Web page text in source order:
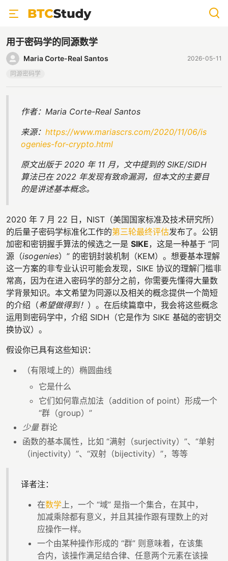
用于密码学的同源数学
Maria Corte-Real Santos
2026-05-11
同源密码学
作者：Maria Corte-Real Santos
来源： https://www.mariascrs.com/2020/11/06/is
ogenies-for-crypto.html
原文出版于 2020 年 11 月，文中提到的 SIKE/SIDH
算法已在 2022 年发现有致命漏洞，但本文的主要目
的是讲述基本概念。
2020 年 7 月 22 日，NIST（美国国家标准及技术研究所）
的后量子密码学标准化工作的第三轮最终评估发布了。公钥
加密和密钥握手算法的候选之一是 SIKE，这是一种基于 “同
源（isogenies）” 的密钥封装机制（KEM）。想要基本理解
这一方案的非专业认识可能会发现，SIKE 协议的理解门槛非
常高，因为在进入密码学的部分之前，你需要先懂得大量数
学背景知识。本文希望为同源以及相关的概念提供一个简短
的介绍（希望做得到！ ）。在后续篇章中，我会将这些概念
运用到密码学中，介绍 SIDH（它是作为 SIKE 基础的密钥交
换协议）。
假设你已具有这些知识：
（有限域上的）椭圆曲线
它是什么
它们如何靠点加法（addition of point）形成一个
“群（group）”
少量群论
函数的基本属性，比如 “满射（surjectivity）”、“单射
（injectivity）”、“双射（bijectivity）”，等等
译者注：
在数学 上，一个 “域” 是指一个集合，在其中，
加减乘除都有意义，并且其操作跟有理数上的对
应操作一样。
一个由某种操作形成的 “群” 则意味着，在该集
合内，该操作满足结合律、任意两个元素在该操